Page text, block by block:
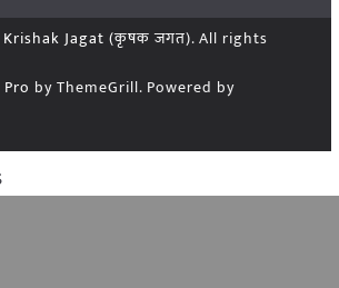
Krishak Jagat (कृषक जगत). All rights
by ThemeGrill. Powered by